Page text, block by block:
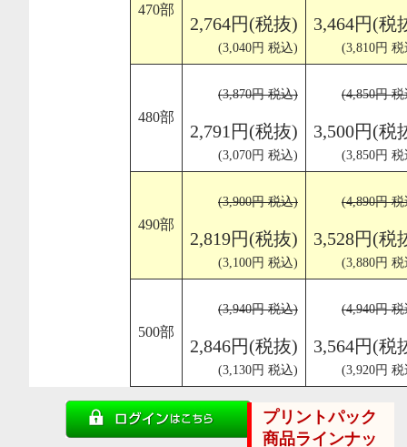
470部
2,764円(税抜)
(3,040円 税込)
3,464円(税
(3,810円
480部
(3,870円 税込)
2,791円(税抜)
(3,070円 税込)
(4,850円
3,500円(税
(3,850円
490部
(3,900円 税込)
2,819円(税抜)
(3,100円 税込)
(4,890円
3,528円(税
(3,880円
500部
(3,940円 税込)
2,846円(税抜)
(3,130円 税込)
(4,940円
3,564円(税
(3,920円
プリントパック
商品ラインナッ